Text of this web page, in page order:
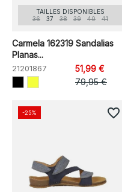
TAILLES DISPONIBLES
36
37 38 39 40 41
Carmela 162319 Sandalias
Planas...
21201867
51,99 €
79,95 €
-25% favorite_border